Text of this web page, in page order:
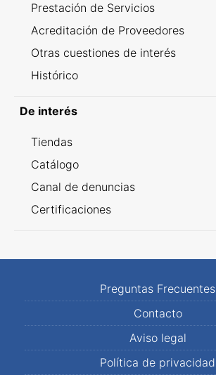
Prestación de Servicios
Acreditación de Proveedores
Otras cuestiones de interés
Histórico
De interés
Tiendas
Catálogo
Canal de denuncias
Certificaciones
Preguntas Frecuentes
Contacto
Aviso legal
Política de privacidad